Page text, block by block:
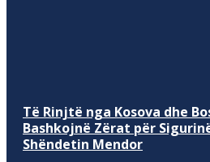
Të Rinjtë nga Kosova dhe
Bashkojnë Zërat për
Shëndetin Mendor